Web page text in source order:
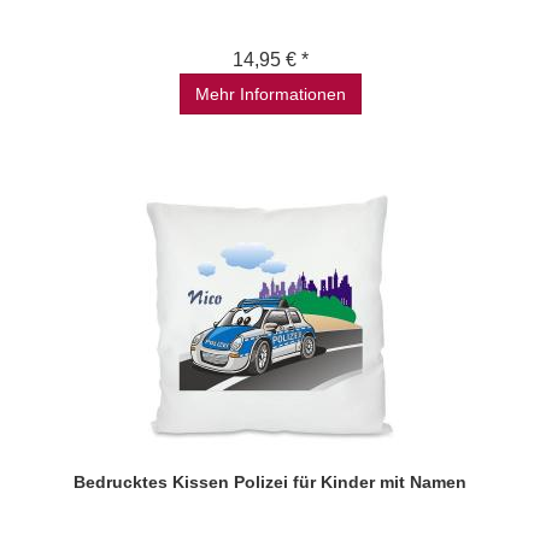
14,95 € *
Mehr Informationen
Bedrucktes Kissen Polizei für Kinder mit Namen